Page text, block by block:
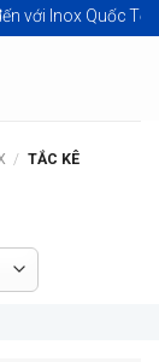
vớiInox Quốc Tế Tứ
/ TẮC KÊ